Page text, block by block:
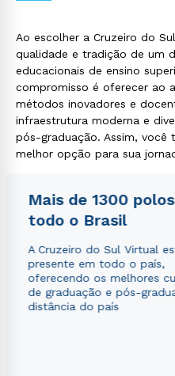
Ao escolher a Cruzeiro do
qualidade e tradição de um
educacionais de ensino
compromisso é oferecer ao
métodos inovadores e
infraestrutura moderna e
pós-graduação. Assim, você
melhor opção para sua
Mais de 1300
todo o Brasil
A Cruzeiro do Sul Virtual
presente em todo o país,
oferecendo os melhores
de graduação e pós-
distância do país